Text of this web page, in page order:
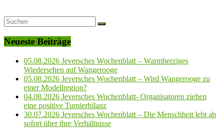
Neueste Beiträge
05.08.2026 Jeversches Wochenblatt – Warmherziges
Wiedersehen auf Wangerooge
05.08.2026 Jeversches Wochenblatt – Wird Wangerooge zu
einer Modellregion?
04.08.2026 Jeversches Wochenblatt- Organisatoren ziehen
eine positive Turnierbilanz
30.07.2026 Jeversches Wochenblatt – Die Menschheit lebt ab
sofort über ihre Verhältnisse